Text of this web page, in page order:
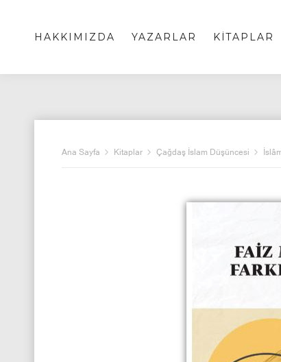
HAKKIMIZDA YAZARLAR KİTAPLAR
Ana Sayfa Kitaplar Çağdaş İslam Düşüncesi